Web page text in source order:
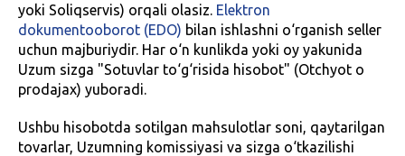
yoki Soliqservis) orqali olasiz. Elektron
dokumentooborot (EDO) bilan ishlashni o‘rganish seller
uchun majburiydir. Har o‘n kunlikda yoki oy yakunida
Uzum sizga "Sotuvlar to‘g‘risida hisobot" (Otchyot o
prodajax) yuboradi.
Ushbu hisobotda sotilgan mahsulotlar soni, qaytarilgan
tovarlar, Uzumning komissiyasi va sizga o‘tkazilishi